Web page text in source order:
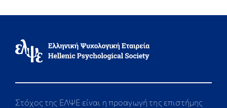
Στόχος της ΕΛΨΕ είναι η προαγωγή της επιστήμης